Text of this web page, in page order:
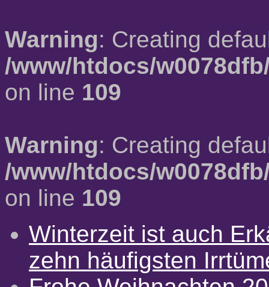
Warning: Creating
/www/htdocs/
on line 109
Warning: Creating
/www/htdocs/
on line 109
Winterzeit ist auch
zehn häufigsten